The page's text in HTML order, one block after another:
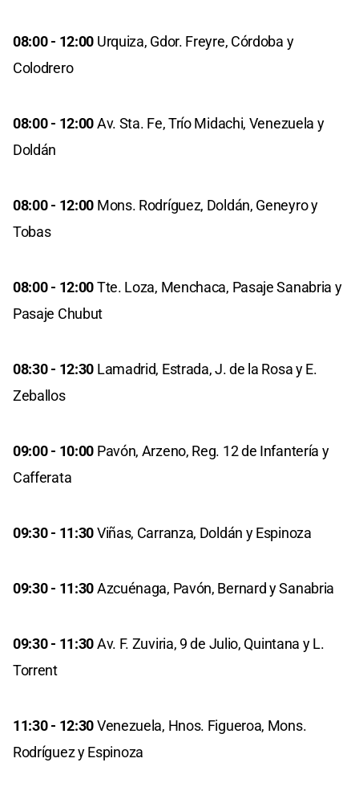
08:00 - 12:00 Urquiza, Gdor. Freyre, Córdoba y
Colodrero
08:00 - 12:00Av. Sta. Fe, Trío Midachi, Venezuela y
Doldán
08:00 - 12:00 Mons. Rodríguez, Doldán, Geneyro y
Tobas
08:00 - 12:00Tte. Loza, Menchaca, Pasaje Sanabria y
Pasaje Chubut
08:30 - 12:30 Lamadrid, Estrada, J. de la Rosa y E.
Zeballos
09:00 - 10:00 Pavón, Arzeno, Reg. 12 de Infantería y
Cafferata
09:30 - 11:30Viñas, Carranza, Doldán y Espinoza
09:30 - 11:30Azcuénaga, Pavón, Bernard y Sanabria
09:30 - 11:30Av. F. Zuviria, 9 de Julio, Quintana y L.
Torrent
11:30 - 12:30Venezuela, Hnos. Figueroa, Mons.
Rodríguez y Espinoza